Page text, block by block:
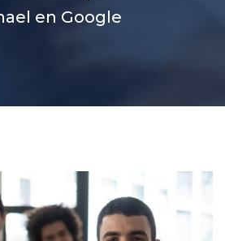
en Google